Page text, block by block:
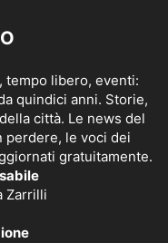
tempo libero, eventi:
quindici anni. Storie,
città. Le news del
perdere, le voci dei
gratuitamente.
Zarrilli